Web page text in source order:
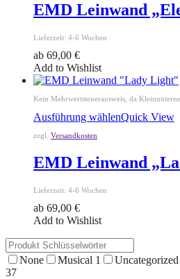
EMD Leinwand
Lieferzeit: 4-6 Wochen
ab 69,00 €
Add to Wishlist
Kein Mehrwertsteuerausweis, da
Ausführung wählenQuick View
zzgl. Versandkosten
EMD Leinwand
Lieferzeit: 4-6 Wochen
ab 69,00 €
Add to Wishlist
None Musical 1 Uncategorized
37